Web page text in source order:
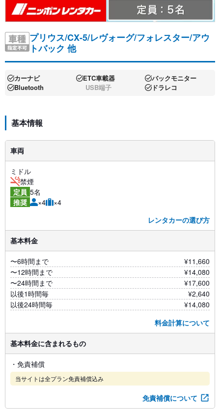
プリウス/CX-5/レヴォーグ/フォレスター/アウ
トバック 他
カーナビ ETC車載器
バックモニター
Bluetooth
USB端子 ドラレコ
基本情報
車両
ミドル
禁煙
定員 5名
推奨
×4
×4
レンタカーの選び方
基本料金
〜6時間まで
¥11,660
〜12時間まで
¥14,080
〜24時間まで
¥17,600
以後1時間毎
¥2,640
以後24時間毎
¥14,080
料金計算について
基本料金に含まれるもの
・免責補償
当サイトは全プラン免責補償込み
免責補償について